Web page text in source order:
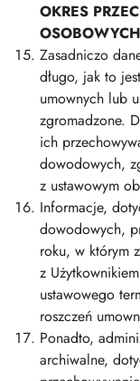
OKRES
OSOBOWYCH
Zasadniczo
długo, jak to
umownych lub
zgromadzone.
ich
dowodowych,
z ustawowym
Informacje,
dowodowych,
roku, w którym
z
ustawowego
roszczeń
Ponadto,
archiwalne,